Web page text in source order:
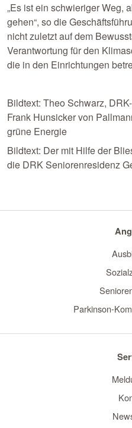
„Es ist ein schwieriger Weg,
gehen“, so die
nicht zuletzt auf dem
Verantwortung für den
die in den Einrichtungen
Bildtext: Theo Schwarz,
Frank Hunsicker von
grüne Energie
Bildtext: Der mit Hilfe der
die DRK Seniorenresidenz
Parkinson-